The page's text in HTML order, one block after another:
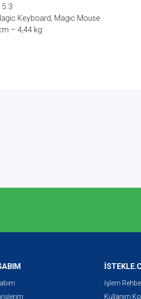
5.3
Keyboard, Magic Mouse
– 4,44 kg
İşlem
Kullanım